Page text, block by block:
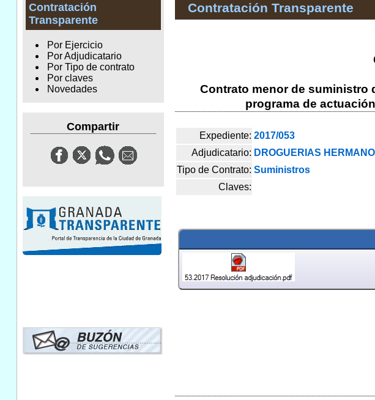
Contratación
Transparente
Por Ejercicio
Por Adjudicatario
Por Tipo de contrato
Por claves
Novedades
Compartir
Contratación Transparente
Contrato menor de suministro
programa de
Expediente: 2017/053
Adjudicatario: DROGUERIAS
Tipo de Contrato: Suministros
Claves: